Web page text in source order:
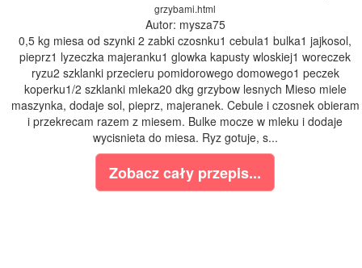
grzybami.html
Autor: mysza75
0,5 kg miesa od szynki 2 zabki czosnku1 cebula1 bulka1 jajkosol,
pieprz1 lyzeczka majeranku1 glowka kapusty wloskiej1 woreczek
ryzu2 szklanki przecieru pomidorowego domowego1 peczek
koperku1/2 szklanki mleka20 dkg grzybow lesnych Mieso miele
maszynka, dodaje sol, pieprz, majeranek. Cebule i czosnek obieram
i przekrecam razem z miesem. Bulke mocze w mleku i dodaje
wycisnieta do miesa. Ryz gotuje, s...
Zobacz cały przepis...